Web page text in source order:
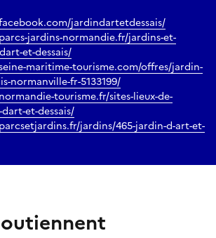
jardindartetdessais/
jardins-normandie.fr/jardins-et-
et-dessais/
maritime-tourisme.com/offres/jardin-
normanville-fr-5133199/
tourisme.fr/sites-lieux-de-
et-dessais/
jardins/465-jardin-d-art-et-